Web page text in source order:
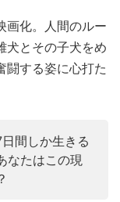
画化。人間のルー
犬とその子犬をめ
闘する姿に心打た
間しか生きる
なたはこの現